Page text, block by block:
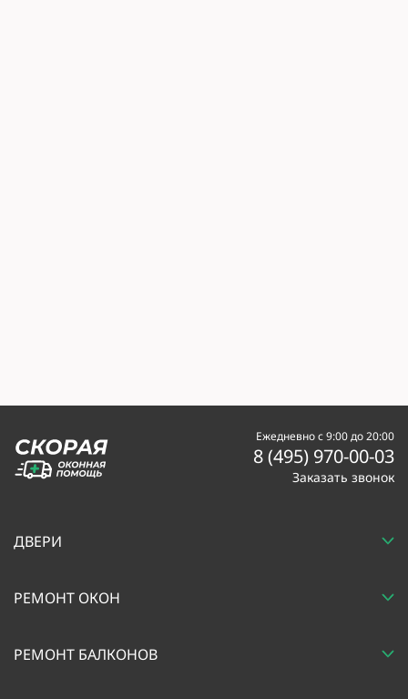
Ежедневно с 9:00 до 20:00
8 (495) 970-00-03
Заказать звонок
ДВЕРИ
РЕМОНТ ОКОН
РЕМОНТ БАЛКОНОВ